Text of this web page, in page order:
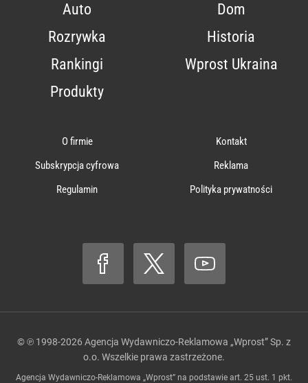
Auto
Dom
Rozrywka
Historia
Rankingi
Wprost Ukraina
Produkty
O firmie
Kontakt
Subskrypcja cyfrowa
Reklama
Regulamin
Polityka prywatności
© ℗ 1998-2026 Agencja Wydawniczo-Reklamowa „Wprost” Sp. z
o.o. Wszelkie prawa zastrzeżone.
Agencja Wydawniczo-Reklamowa „Wprost” na podstawie art. 25 ust. 1 pkt.